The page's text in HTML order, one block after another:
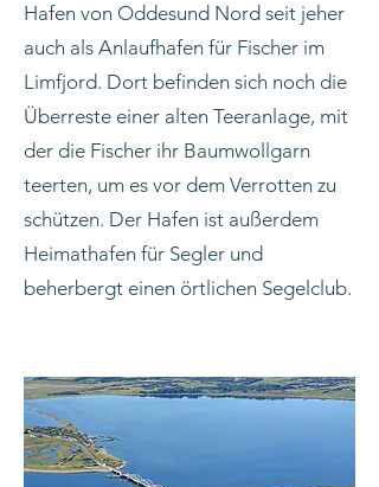
Hafen von Oddesund Nord seit jeher
auch als Anlaufhafen für Fischer im
Limfjord. Dort befinden sich noch die
Überreste einer alten Teeranlage, mit
der die Fischer ihr Baumwollgarn
teerten, um es vor dem Verrotten zu
schützen. Der Hafen ist außerdem
Heimathafen für Segler und
beherbergt einen örtlichen Segelclub.